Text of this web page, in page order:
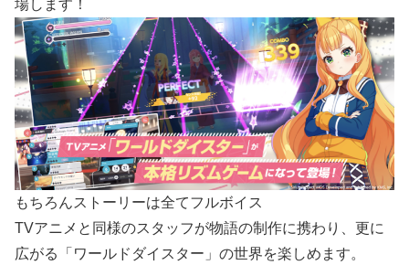
場します！
もちろんストーリーは全てフルボイス
TVアニメと同様のスタッフが物語の制作に携わり、更に
広がる「ワールドダイスター」の世界を楽しめます。